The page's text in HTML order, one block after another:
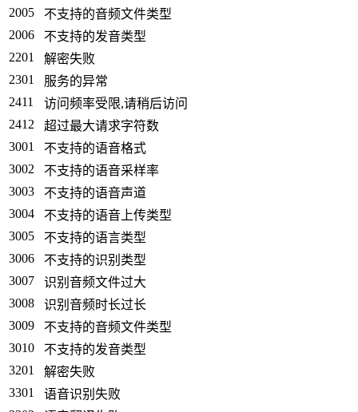
2005
不支持的音频文件类型
2006
不支持的发音类型
2201
解密失败
2301
服务的异常
2411
访问频率受限,请稍后访问
2412
超过最大请求字符数
3001
不支持的语音格式
3002
不支持的语音采样率
3003
不支持的语音声道
3004
不支持的语音上传类型
3005
不支持的语言类型
3006
不支持的识别类型
3007
识别音频文件过大
3008
识别音频时长过长
3009
不支持的音频文件类型
3010
不支持的发音类型
3201
解密失败
3301
语音识别失败